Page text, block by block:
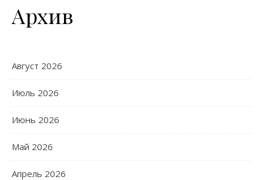
Архив
Август 2026
Июль 2026
Июнь 2026
Май 2026
Апрель 2026